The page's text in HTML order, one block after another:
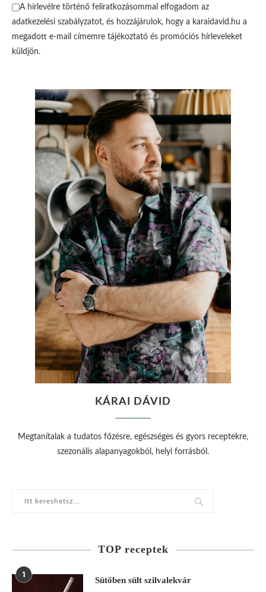
A hírlevélre történő feliratkozásommal elfogadom az
adatkezelési szabályzatot, és hozzájárulok, hogy a karaidavid.hu a
megadott e-mail címemre tájékoztató és promóciós hírleveleket
küldjön.
KÁRAI DÁVID
Megtanítalak a tudatos főzésre, egészséges és gyors receptekre,
szezonális alapanyagokból, helyi forrásból.
TOP receptek
1
Sütőben sült szilvalekvár